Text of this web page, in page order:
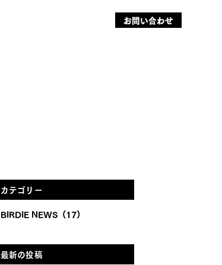
お問い合わせ
カテゴリー
BIRDIE NEWS (17)
最新の投稿